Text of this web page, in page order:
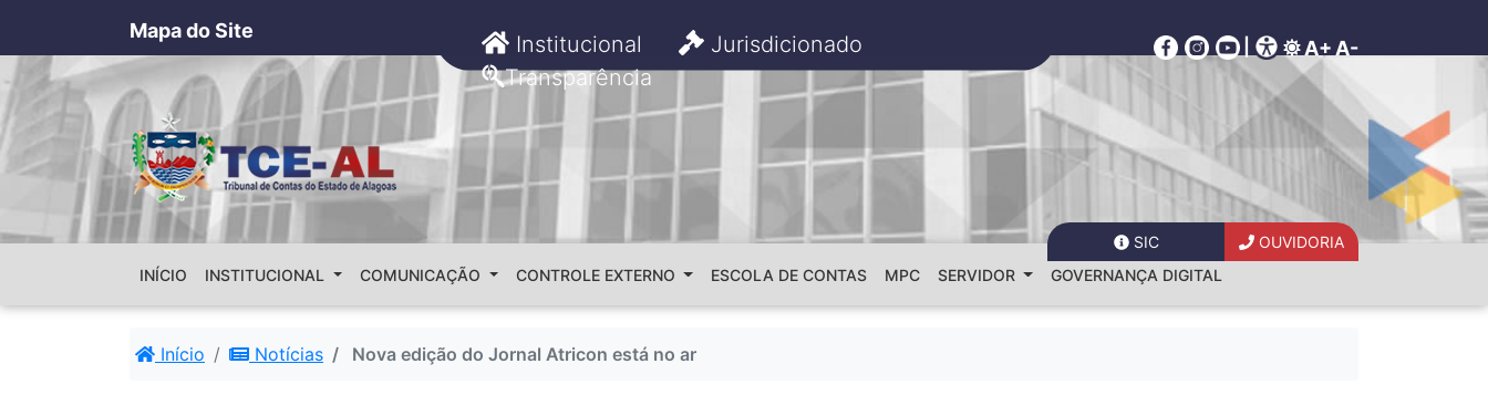
Mapa do Site
Institucional
Jurisdicionado
Transparência
A+ A-
SIC
OUVIDORIA
INÍCIO
INSTITUCIONAL COMUNICAÇÃO CONTROLE EXTERNO ESCOLA DE CONTAS MPC SERVIDOR GOVERNANÇA DIGITAL
Início Notícias Nova edição do Jornal Atricon está no ar